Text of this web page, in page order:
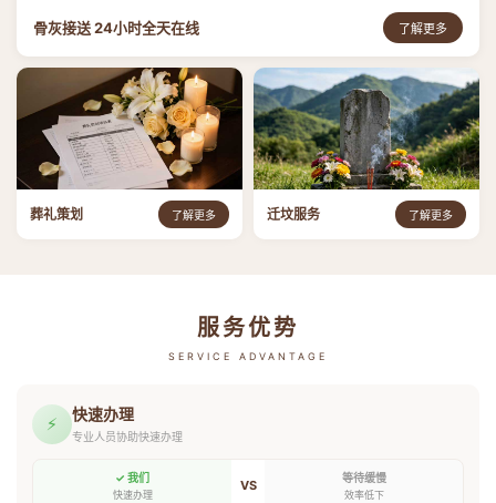
骨灰接送 24小时全天在线 了解更多
葬礼策划 了解更多 迁坟服务 了解更多
服务优势
SERVICE ADVANTAGE
⚡ 快速办理
专业人员协助快速办理
✓ 我们
快速办理
VS 等待缓慢
效率低下